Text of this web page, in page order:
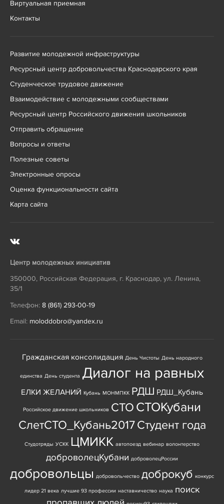
Виртуальная приемная
Контакты
Развитие молодежной инфраструктуры
Ресурсный центр добровольчества Краснодарского края
Студенческое трудовое движение
Взаимодействие с молодежными сообществами
Ресурсный центр Российского движения школьников
Отправить обращение
Вопросы и ответы
Полезные советы
Электронные опросы
Оценка функциональности сайта
Карта сайта
Центр молодежных инициатив
350000, Российская Федерация, г. Краснодар, ул. Ленина,
35/1
Телефон: 8 (861) 293-00-19
Email: moloddobro@yandex.ru
Гражданская консолидация День Чистоты День народного
единства День студента Диалог на равных
ЕЛКИ ЖЕЛАНИЙ Кубань МОНМПКК РДШ РДШ_Кубань
Российское движение школьников СТО СТОКубани
СлетСТО_Кубань2017Студент года
Студотряды УСКК ЦМИКК автопоезд вебинар волонтерство
доброволецКубани доброволецРоссии
добровольцы добровольчество доброкуб конкурс
лидер 21 века лучшие 93 профессии наставничество наука поиск